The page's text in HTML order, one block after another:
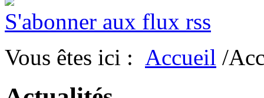
S'abonner aux flux rss
Vous êtes ici : Accueil /